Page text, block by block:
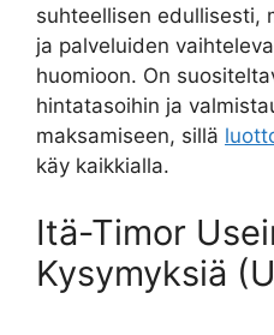
suhteellisen edullisesti,
ja palveluiden
huomioon. On
hintatasoihin ja
maksamiseen, sillä
käy kaikkialla.
Itä-Timor
Kysymyksiä